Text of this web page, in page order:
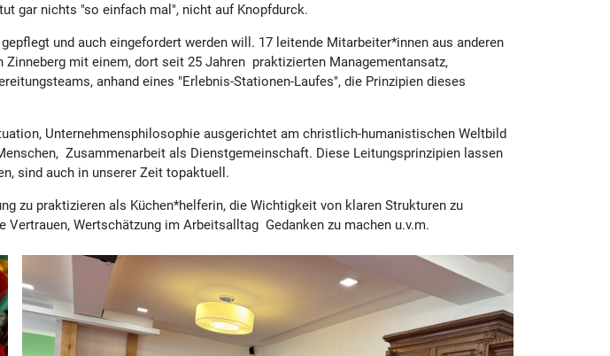
gar nichts "so einfach mal", nicht auf Knopfdurck.
und auch eingefordert werden will. 17 leitende Mitarbeiter*innen aus anderen
mit einem, dort seit 25 Jahren praktizierten Managementansatz,
anhand eines "Erlebnis-Stationen-Laufes", die Prinzipien dieses
Unternehmensphilosophie ausgerichtet am christlich-humanistischen Weltbild
Zusammenarbeit als Dienstgemeinschaft. Diese Leitungsprinzipien lassen
sind auch in unserer Zeit topaktuell.
zu praktizieren als Küchen*helferin, die Wichtigkeit von klaren Strukturen zu
Wertschätzung im Arbeitsalltag Gedanken zu machen u.v.m.